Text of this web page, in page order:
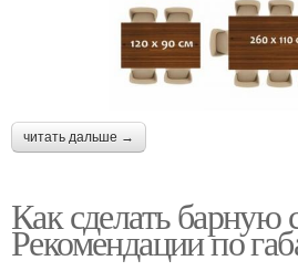
читать дальше →
Как сделать барную
Рекомендации по